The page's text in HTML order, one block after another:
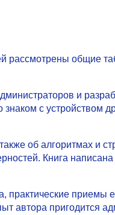
рассмотрены общие
и
с устройством
об алгоритмах и
Книга написана
практические приемы
автора пригодится